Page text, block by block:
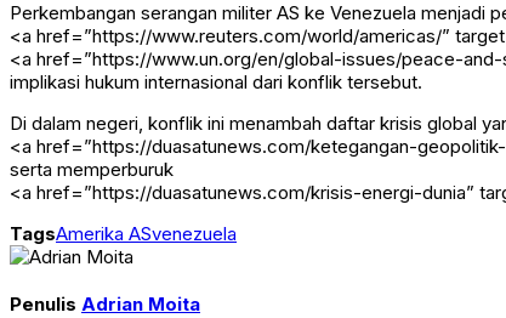
Perkembangan serangan militer AS ke Venezuela menjadi
<a href=”https://www.reuters.com/world/americas/”
<a href=”https://www.un.org/en/global-issues/peace-
implikasi hukum internasional dari konflik tersebut.
Di dalam negeri, konflik ini menambah daftar krisis global
<a href=”https://duasatunews.com/ketegangan-
serta memperburuk
<a href=”https://duasatunews.com/krisis-energi-dunia”
TagsAmerika ASvenezuela
Penulis Adrian Moita